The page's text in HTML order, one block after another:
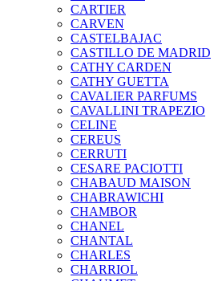
CARTIER
CARVEN
CASTELBAJAC
CASTILLO DE MADRID
CATHY CARDEN
CATHY GUETTA
CAVALIER PARFUMS
CAVALLINI TRAPEZIO
CELINE
CEREUS
CERRUTI
CESARE PACIOTTI
CHABAUD MAISON
CHABRAWICHI
CHAMBOR
CHANEL
CHANTAL
CHARLES
CHARRIOL